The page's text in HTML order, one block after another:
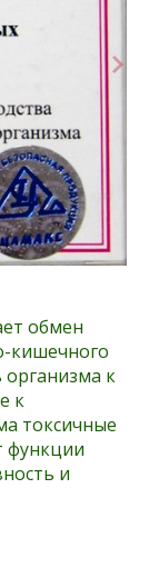
обмен
кишечного
к
к
токсичные
функции
и